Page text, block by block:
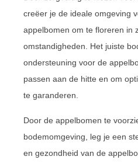
creëer je de ideale omgeving
appelbomen om te floreren in
omstandigheden. Het juiste
ondersteuning voor de
passen aan de hitte en om
te garanderen.
Door de appelbomen te
bodemomgeving, leg je een
en gezondheid van de